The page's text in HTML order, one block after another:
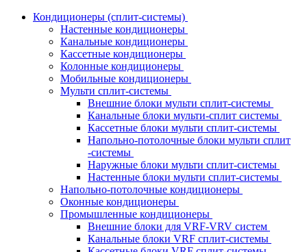
Кондиционеры (сплит-системы)
Настенные кондиционеры
Канальные кондиционеры
Кассетные кондиционеры
Колонные кондиционеры
Мобильные кондиционеры
Мульти сплит-системы
Внешние блоки мульти сплит-системы
Канальные блоки мульти-сплит системы
Кассетные блоки мульти сплит-системы
Напольно-потолочные блоки мульти сплит
-системы
Наружные блоки мульти сплит-системы
Настенные блоки мульти сплит-системы
Напольно-потолочные кондиционеры
Оконные кондиционеры
Промышленные кондиционеры
Внешние блоки для VRF-VRV систем
Канальные блоки VRF сплит-системы